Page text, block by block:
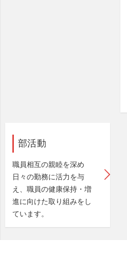
部活動
職員相互の親睦を深め
日々の勤務に活力を与
え、職員の健康保持・増
進に向けた取り組みをし
ています。